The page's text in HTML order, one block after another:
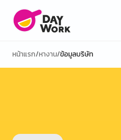
หน้าแรก/หางาน/ข้อมูลบริษัท